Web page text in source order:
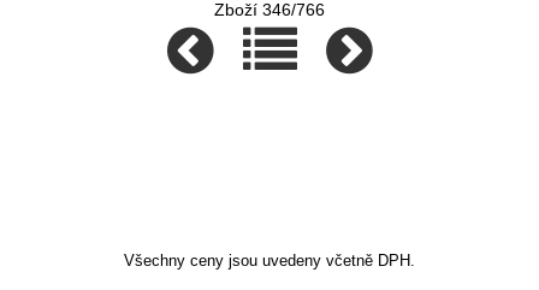
Zboží 346/766
Všechny ceny jsou uvedeny včetně DPH.